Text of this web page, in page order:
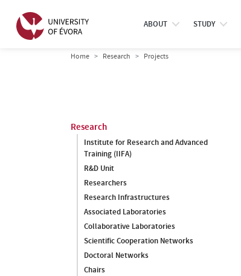
ABOUT STUDY
Home Research Projects
Research
Institute for Research and Advanced
Training (IIFA)
R&D Unit
Researchers
Research Infrastructures
Associated Laboratories
Collaborative Laboratories
Scientific Cooperation Networks
Doctoral Networks
Chairs